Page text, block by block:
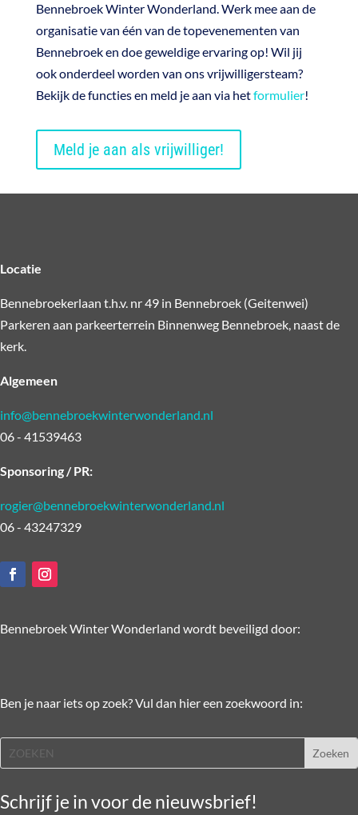
Bennebroek Winter Wonderland. Werk mee aan de
organisatie van één van de topevenementen van
Bennebroek en doe geweldige ervaring op! Wil jij
ook onderdeel worden van ons vrijwilligersteam?
Bekijk de functies en meld je aan via hetformulier!
Meld je aan als vrijwilliger!
Locatie
Bennebroekerlaan t.h.v. nr 49 in Bennebroek (Geitenwei)
Parkeren aan parkeerterrein Binnenweg Bennebroek, naast de
kerk.
Algemeen
info@bennebroekwinterwonderland.nl
06 - 41539463
Sponsoring / PR:
rogier@bennebroekwinterwonderland.nl
06 - 43247329
Bennebroek Winter Wonderland wordt beveiligd door:
Ben je naar iets op zoek? Vul dan hier een zoekwoord in:
Schrijf je in voor de nieuwsbrief!